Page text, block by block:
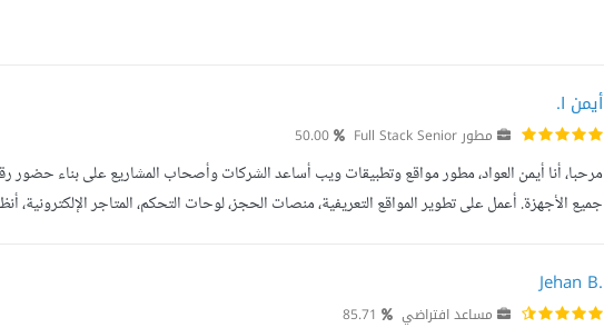
أيمن ا.
مطور Full Stack Senior 50.00
مرحبا، أنا أيمن العواد، مطور مواقع وتطبيقات ويب أساعد الشركات وأصحاب المشاريع على بناء
Jehan B.
مساعد افتراضي